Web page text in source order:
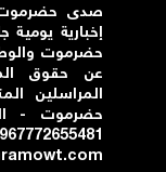
صدى حضرموت
إخبارية يومية
حضرموت والوطن
عن حقوق
المراسلين
حضرموت -
00967772655481